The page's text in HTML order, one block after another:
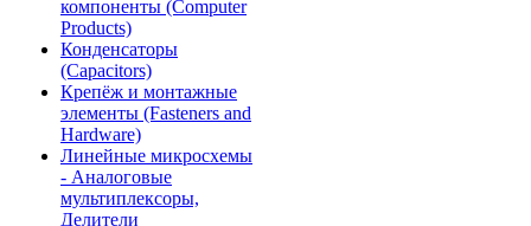
компоненты (Computer
Products)
Конденсаторы
(Capacitors)
Крепёж и монтажные
элементы (Fasteners and
Hardware)
Линейные микросхемы
- Аналоговые
мультиплексоры,
Делители